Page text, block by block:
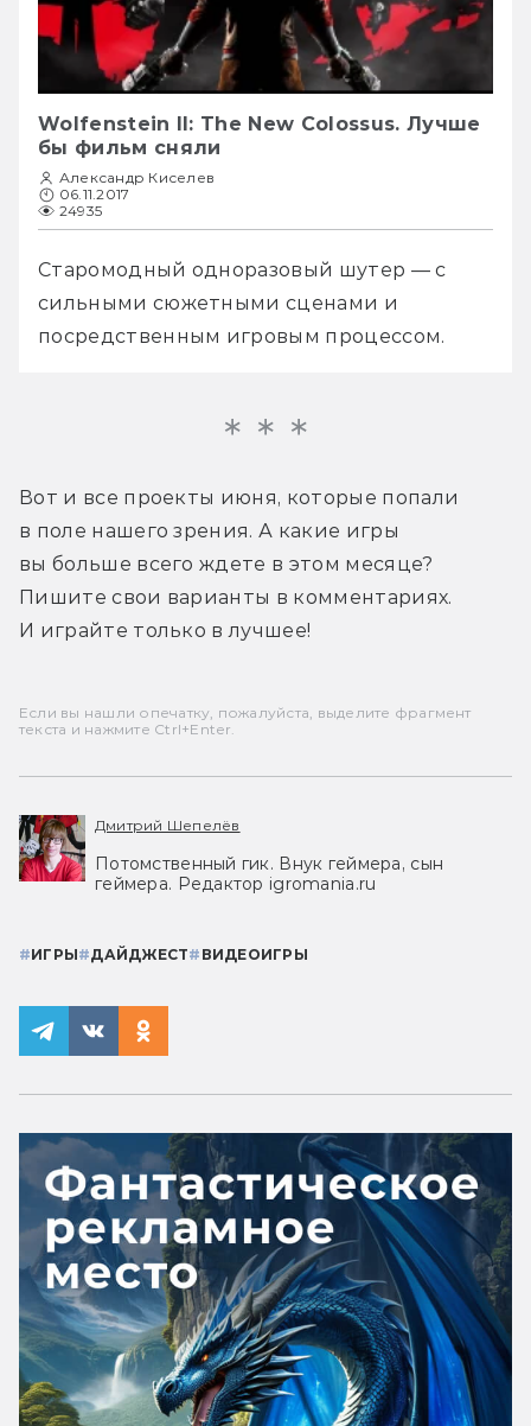
Wolfenstein II: The New Colossus. Лучше
бы фильм сняли
Александр Киселев
06.11.2017
24935
Старомодный одноразовый шутер — с
сильными сюжетными сценами и
посредственным игровым процессом.
Вот и все проекты июня, которые попали
в поле нашего зрения. А какие игры
вы больше всего ждете в этом месяце?
Пишите свои варианты в комментариях.
И играйте только в лучшее!
Если вы нашли опечатку, пожалуйста, выделите фрагмент
текста и нажмите Ctrl+Enter.
Дмитрий Шепелёв
Потомственный гик. Внук геймера, сын
геймера. Редактор igromania.ru
#ИГРЫ#ДАЙДЖЕСТ# ВИДЕОИГРЫ